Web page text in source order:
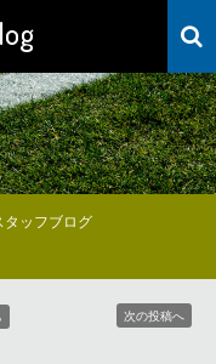
ッフブログ
次の投稿へ